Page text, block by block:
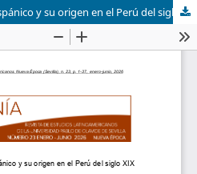
La ilusión del seviche prehispánico y su origen en el Perú del siglo XIX